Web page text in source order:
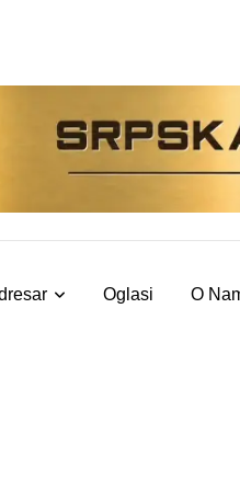
Oglasi O